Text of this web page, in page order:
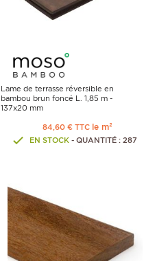
Lame de terrasse réversible en
bambou brun foncé L. 1,85 m -
137x20 mm
84,60 € TTC le m²
EN STOCK - QUANTITÉ : 287